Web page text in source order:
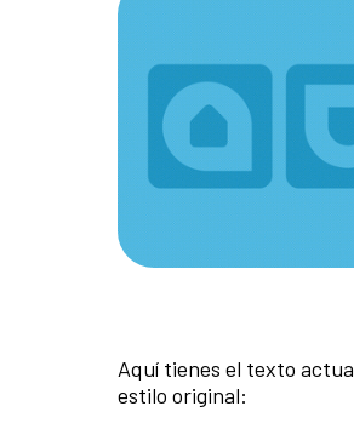
Aquí tienes el texto
estilo original: